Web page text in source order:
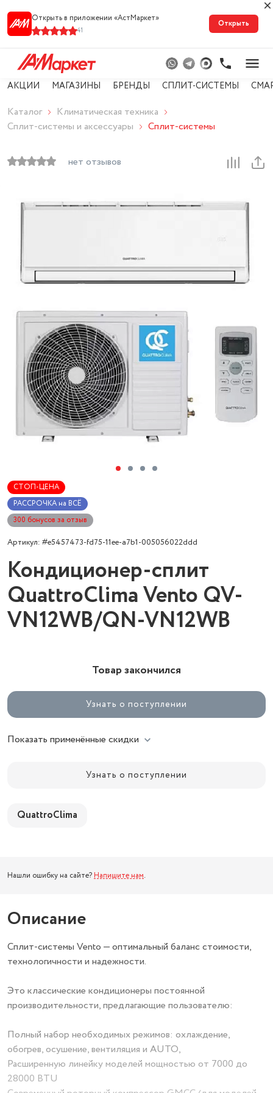
Открыть в приложении «АстМарке‪т‬»
41
Открыть
АКЦИИ МАГАЗИНЫ БРЕНДЫ СПЛИТ-СИСТЕМЫ
Каталог
Климатическая техника
Сплит-системы и аксессуары
Сплит-системы
нет отзывов
СТОП-ЦЕНА
РАССРОЧКА на ВСЁ
300 бонусов за отзыв
Артикул: #e5457473-fd75-11ee-a7b1-005056022ddd
Кондиционер-сплит
QuattroClima Vento QV-
VN12WB/QN-VN12WB
Товар закончился
Узнать о поступлении
Показать применённые скидки
Узнать о поступлении
QuattroClima
Нашли ошибку на сайте? Напишите нам.
Описание
Сплит-системы Vento — оптимальный баланс стоимости,
технологичности и надежности.
Это классические кондиционеры постоянной
производительности, предлагающие пользователю:
Полный набор необходимых режимов: охлаждение,
обогрев, осушение, вентиляция и AUTO,
Расширенную линейку моделей мощностью от 7000 до
28000 BTU